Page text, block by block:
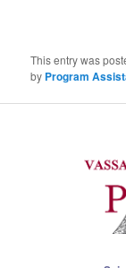
This entry was
by Program